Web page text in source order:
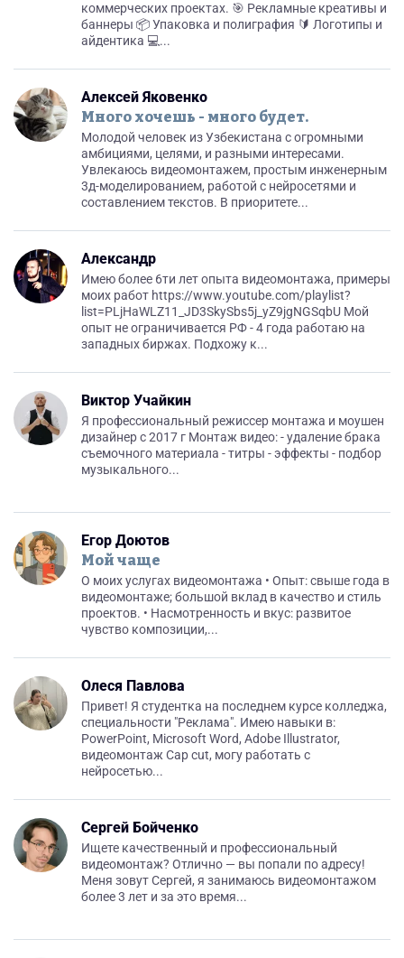
коммерческих проектах. 🎯 Рекламные креативы и
баннеры 📦 Упаковка и полиграфия 🔰 Логотипы и
айдентика 💻...
Алексей Яковенко
Много хочешь - много будет.
Молодой человек из Узбекистана с огромными
амбициями, целями, и разными интересами.
Увлекаюсь видеомонтажем, простым инженерным
3д-моделированием, работой с нейросетями и
составлением текстов. В приоритете...
Александр
Имею более 6ти лет опыта видеомонтажа, примеры
моих работ https://www.youtube.com/playlist?
list=PLjHaWLZ11_JD3SkySbs5j_yZ9jgNGSqbU Мой
опыт не ограничивается РФ - 4 года работаю на
западных биржах. Подхожу к...
Виктор Учайкин
Я профессиональный режиссер монтажа и моушен
дизайнер с 2017 г Монтаж видео: - удаление брака
съемочного материала - титры - эффекты - подбор
музыкального...
Егор Доютов
Мой чаще
О моих услугах видеомонтажа • Опыт: свыше года в
видеомонтаже; большой вклад в качество и стиль
проектов. • Насмотренность и вкус: развитое
чувство композиции,...
Олеся Павлова
Привет! Я студентка на последнем курсе колледжа,
специальности "Реклама". Имею навыки в:
PowerPoint, Microsoft Word, Adobe Illustrator,
видеомонтаж Cap cut, могу работать с
нейросетью...
Сергей Бойченко
Ищете качественный и профессиональный
видеомонтаж? Отлично — вы попали по адресу!
Меня зовут Сергей, я занимаюсь видеомонтажом
более 3 лет и за это время...